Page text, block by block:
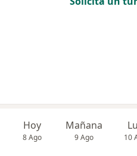
Hoy
8 Ago
Mañana
9 Ago 10